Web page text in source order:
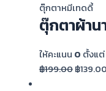
ตุ๊กตาหมีเทดดี้
ตุ๊กตาผ้าน
ให้คะแนน 0 ตั้งแต่
฿199.00฿139.00